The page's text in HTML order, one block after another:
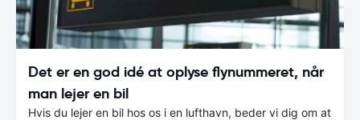
Det er en god idé at oplyse flynummeret, når
man lejer en bil
Hvis du lejer en bil hos os i en lufthavn, beder vi dig om at